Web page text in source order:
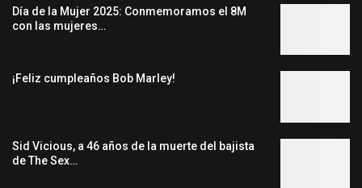
Día de la Mujer 2025: Conmemoramos el 8M
con las mujeres…
¡Feliz cumpleaños Bob Marley!
Sid Vicious, a 46 años de la muerte del bajista
de The Sex…